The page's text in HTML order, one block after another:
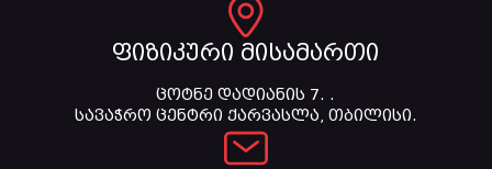
ფიზიკური მისამართი
ცოტნე დადიანის 7. .
სავაჭრო ცენტრი ქარვასლა, თბილისი.